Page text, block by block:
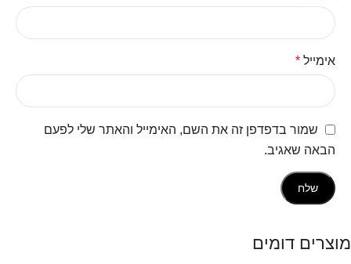
אימייל *
שמור בדפדפן זה את השם, האימייל והאתר שלי לפעם
הבאה שאגיב.
מוצרים דומים